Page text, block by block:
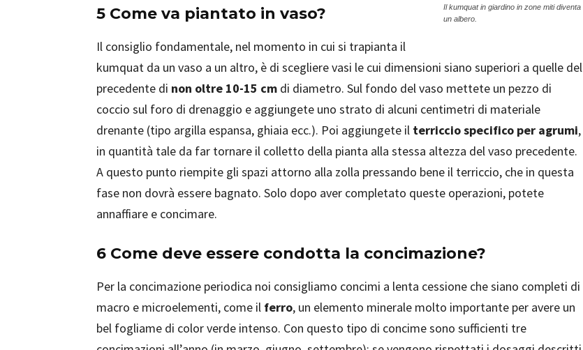
Il kumquat in giardino in zone miti diventa
un albero.
5 Come va piantato in vaso?
Il consiglio fondamentale, nel momento in cui si trapianta il
kumquat da un vaso a un altro, è di scegliere vasi le cui dimensioni siano superiori a quelle del
precedente di non oltre 10-15 cm di diametro. Sul fondo del vaso mettete un pezzo di
coccio sul foro di drenaggio e aggiungete uno strato di alcuni centimetri di materiale
drenante (tipo argilla espansa, ghiaia ecc.). Poi aggiungete il terriccio specifico per agrumi,
in quantità tale da far tornare il colletto della pianta alla stessa altezza del vaso precedente.
A questo punto riempite gli spazi attorno alla zolla pressando bene il terriccio, che in questa
fase non dovrà essere bagnato. Solo dopo aver completato queste operazioni, potete
annaffiare e concimare.
6 Come deve essere condotta la concimazione?
Per la concimazione periodica noi consigliamo concimi a lenta cessione che siano completi di
macro e microelementi, come il ferro, un elemento minerale molto importante per avere un
bel fogliame di color verde intenso. Con questo tipo di concime sono sufficienti tre